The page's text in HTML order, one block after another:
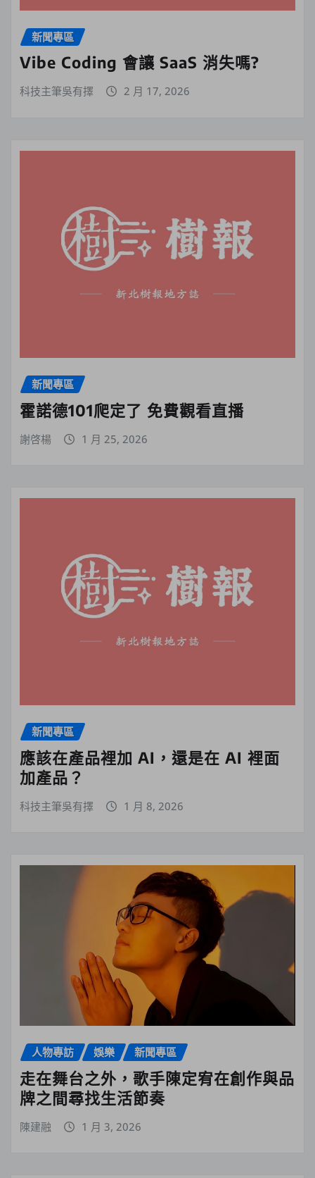
新聞專區
Vibe Coding 會讓 SaaS 消失嗎?
科技主筆吳有擇 2 月 17, 2026
新聞專區
霍諾德101爬定了 免費觀看直播
謝啓楊 1 月 25, 2026
新聞專區
應該在產品裡加 AI，還是在 AI 裡面
加產品？
科技主筆吳有擇 1 月 8, 2026
人物專訪 娛樂 新聞專區
走在舞台之外，歌手陳定宥在創作與品
牌之間尋找生活節奏
陳建融 1 月 3, 2026